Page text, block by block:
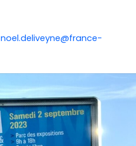
noel.deliveyne@france-